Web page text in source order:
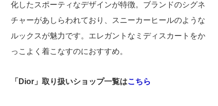
化したスポーティなデザインが特徴。ブランドのシグネ
チャーがあしらわれており、スニーカーヒールのような
ルックスが魅力です。エレガントなミディスカートをか
っこよく着こなすのにおすすめ。
「Dior」取り扱いショップ一覧はこちら